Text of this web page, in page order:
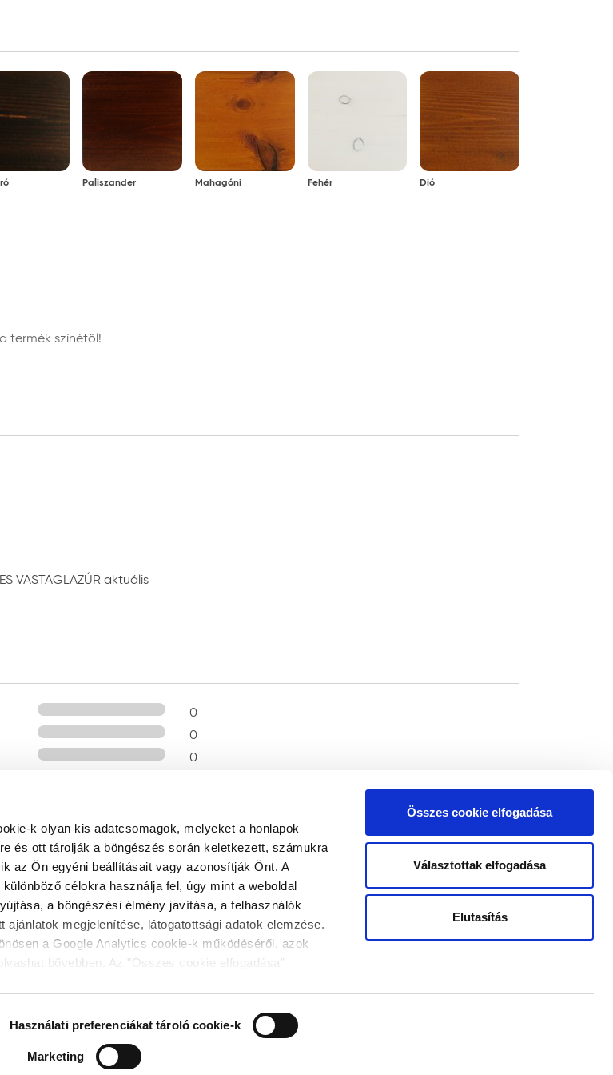
k olyan kis adatcsomagok, melyeket a honlapok
és ott tárolják a böngészés során keletkezett, számukra
az Ön egyéni beállításait vagy azonosítják Önt. A
célokra használja fel, úgy mint a weboldal
a böngészési élmény javítása, a felhasználók
megjelenítése, látogatottsági adatok elemzése.
a Google Analytics cookie-k működéséről, azok
olvashat bővebben. Az "Összes cookie elfogadása”
elutasíthatja a feltétlenül szükséges cookie-kon kívül az
gombra kattintva elfogadja az Ön által
megjelenítése” gombra kattintással megismerheti és
Használati preferenciákat tároló cookie-k
Marketing
Összes cookie elfogadása
Választottak elfogadása
Elutasítás
Paliszander Mahagóni Fehér Dió
termék színétől!
VASTAGLAZÚR aktuális
0
0
0
KÖZPONTI ELÉRHETŐSÉGÜNK
Adatvédelmi szabályzat